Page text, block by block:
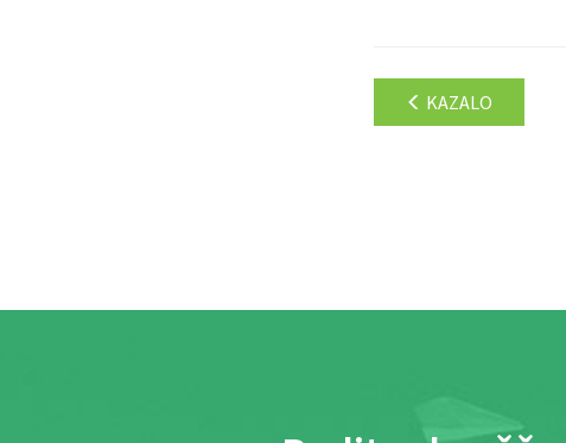
KAZALO